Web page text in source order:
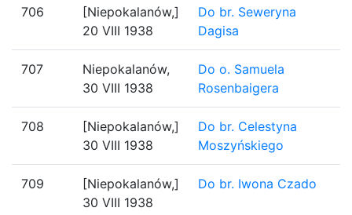
706
[Niepokalanów,]
20 VIII 1938
Do br. Seweryna
Dagisa
707
Niepokalanów,
30 VIII 1938
Do o. Samuela
Rosenbaigera
708
[Niepokalanów,]
30 VIII 1938
Do br. Celestyna
Moszyńskiego
709
[Niepokalanów,]
30 VIII 1938
Do br. Iwona Czado